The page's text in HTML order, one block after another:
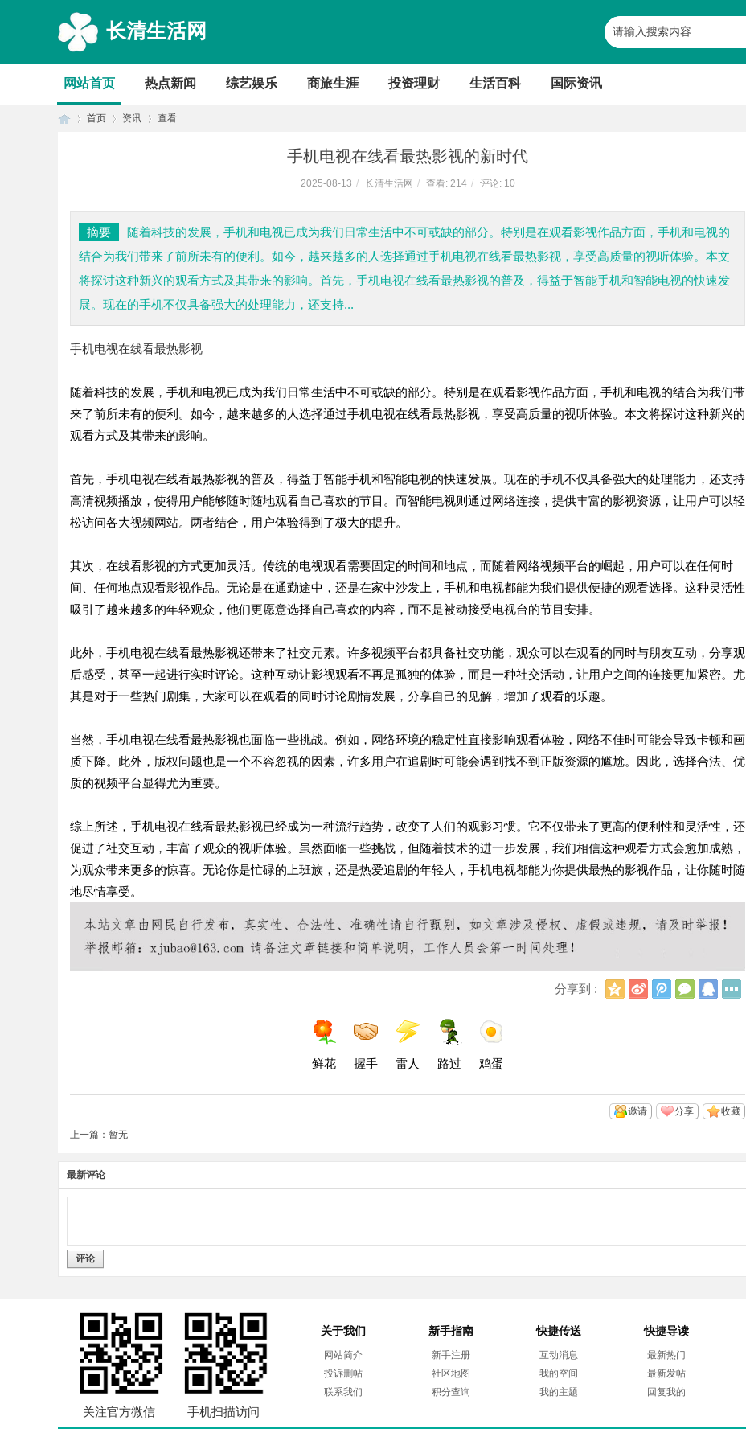
长清生活网
网站首页 热点新闻 综艺娱乐 商旅生涯 投资理财 生活百科 国际资讯
首页 资讯 查看
手机电视在线看最热影视的新时代
2025-08-13 / 长清生活网 / 查看: 214 / 评论: 10
摘要
随着科技的发展，手机和电视已成为我们日常生活中不可或缺的部分。特别是在观看影视作品方面，手机和电视的
结合为我们带来了前所未有的便利。如今，越来越多的人选择通过手机电视在线看最热影视，享受高质量的视听体验。本文
将探讨这种新兴的观看方式及其带来的影响。首先，手机电视在线看最热影视的普及，得益于智能手机和智能电视的快速发
展。现在的手机不仅具备强大的处理能力，还支持...
手机电视在线看最热影视
随着科技的发展，手机和电视已成为我们日常生活中不可或缺的部分。特别是在观看影视作品方面，手机和电视的结合为我们带
来了前所未有的便利。如今，越来越多的人选择通过手机电视在线看最热影视，享受高质量的视听体验。本文将探讨这种新兴的
观看方式及其带来的影响。
首先，手机电视在线看最热影视的普及，得益于智能手机和智能电视的快速发展。现在的手机不仅具备强大的处理能力，还支持
高清视频播放，使得用户能够随时随地观看自己喜欢的节目。而智能电视则通过网络连接，提供丰富的影视资源，让用户可以轻
松访问各大视频网站。两者结合，用户体验得到了极大的提升。
其次，在线看影视的方式更加灵活。传统的电视观看需要固定的时间和地点，而随着网络视频平台的崛起，用户可以在任何时
间、任何地点观看影视作品。无论是在通勤途中，还是在家中沙发上，手机和电视都能为我们提供便捷的观看选择。这种灵活性
吸引了越来越多的年轻观众，他们更愿意选择自己喜欢的内容，而不是被动接受电视台的节目安排。
此外，手机电视在线看最热影视还带来了社交元素。许多视频平台都具备社交功能，观众可以在观看的同时与朋友互动，分享观
后感受，甚至一起进行实时评论。这种互动让影视观看不再是孤独的体验，而是一种社交活动，让用户之间的连接更加紧密。尤
其是对于一些热门剧集，大家可以在观看的同时讨论剧情发展，分享自己的见解，增加了观看的乐趣。
当然，手机电视在线看最热影视也面临一些挑战。例如，网络环境的稳定性直接影响观看体验，网络不佳时可能会导致卡顿和画
质下降。此外，版权问题也是一个不容忽视的因素，许多用户在追剧时可能会遇到找不到正版资源的尴尬。因此，选择合法、优
质的视频平台显得尤为重要。
综上所述，手机电视在线看最热影视已经成为一种流行趋势，改变了人们的观影习惯。它不仅带来了更高的便利性和灵活性，还
促进了社交互动，丰富了观众的视听体验。虽然面临一些挑战，但随着技术的进一步发展，我们相信这种观看方式会愈加成熟，
为观众带来更多的惊喜。无论你是忙碌的上班族，还是热爱追剧的年轻人，手机电视都能为你提供最热的影视作品，让你随时随
地尽情享受。
分享到 :
Q
新
浪
腾
讯
微
信
Q
鲜花 握手 雷人 路过 鸡蛋
收藏
分享
邀请
上一篇：暂无
最新评论
评论
关注官方微信 手机扫描访问
关于我们
网站简介
投诉删帖
联系我们
新手指南
新手注册
社区地图
积分查询
快捷传送
互动消息
我的空间
我的主题
快捷导读
最新热门
最新发帖
回复我的